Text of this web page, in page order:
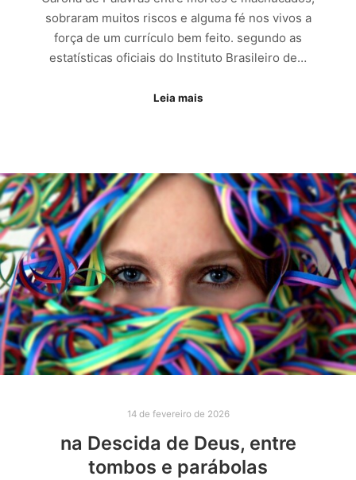
sobraram muitos riscos e alguma fé nos vivos a
força de um currículo bem feito. segundo as
estatísticas oficiais do Instituto Brasileiro de…
Leia mais
14 de fevereiro de 2026
na Descida de Deus, entre
tombos e parábolas